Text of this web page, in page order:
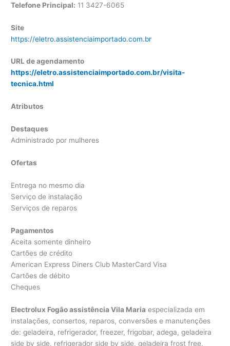
Telefone Principal: 11 3427-6065
Site
https://eletro.assistenciaimportado.com.br
URL de agendamento
https://eletro.assistenciaimportado.com.br/visita-
tecnica.html
Atributos
Destaques
Administrado por mulheres
Ofertas
Entrega no mesmo dia
Serviço de instalação
Serviços de reparos
Pagamentos
Aceita somente dinheiro
Cartões de crédito
American Express Diners Club MasterCard Visa
Cartões de débito
Cheques
Electrolux Fogão assistência Vila Maria especializada em
instalações, consertos, reparos, conversões e manutenções
de: geladeira, refrigerador, freezer, frigobar, adega, geladeira
side by side, refrigerador side by side, geladeira frost free,